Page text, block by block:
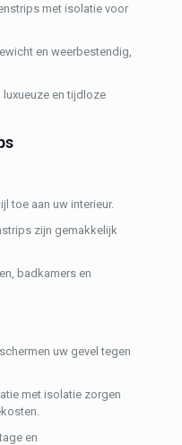
met isolatie voor
en weerbestendig,
luxueuze en tijdloze
toe aan uw interieur.
zijn gemakkelijk
badkamers en
uw gevel tegen
met isolatie zorgen
en